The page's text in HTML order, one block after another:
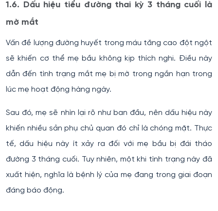
1.6. Dấu hiệu tiểu đường thai kỳ 3 tháng cuối là
mờ mắt
Vấn đề lượng đường huyết trong máu tăng cao đột ngột
sẽ khiến cơ thể mẹ bầu không kịp thích nghi. Điều này
dẫn đến tình trạng mắt mẹ bị mờ trong ngắn hạn trong
lúc mẹ hoạt động hàng ngày.
Sau đó, mẹ sẽ nhìn lại rõ như ban đầu, nên dấu hiệu này
khiến nhiều sản phụ chủ quan đó chỉ là chóng mặt. Thực
tế, dấu hiệu này ít xảy ra đối với mẹ bầu bị đái tháo
đường 3 tháng cuối. Tuy nhiên, một khi tình trạng này đã
xuất hiện, nghĩa là bệnh lý của mẹ đang trong giai đoạn
đáng báo động.